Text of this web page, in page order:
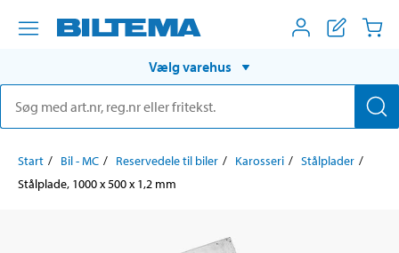
Vælg varehus
Start Bil - MC Reservedele til biler Karosseri
Stålplader
Stålplade, 1000 x 500 x 1,2 mm